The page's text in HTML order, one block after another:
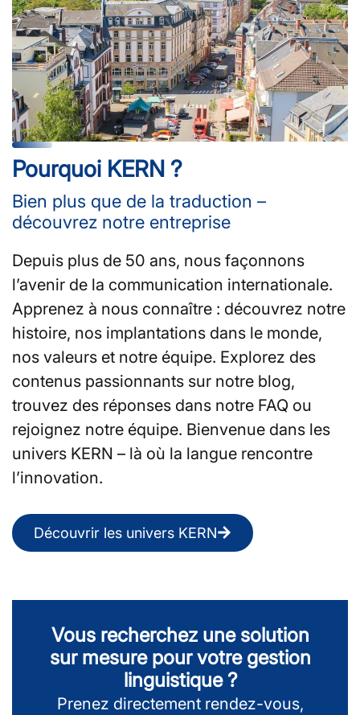
Pourquoi KERN ?
Bien plus que de la traduction –
découvrez notre entreprise
Depuis plus de 50 ans, nous façonnons
l’avenir de la communication internationale.
Apprenez à nous connaître : découvrez notre
histoire, nos implantations dans le monde,
nos valeurs et notre équipe. Explorez des
contenus passionnants sur notre blog,
trouvez des réponses dans notre FAQ ou
rejoignez notre équipe. Bienvenue dans les
univers KERN – là où la langue rencontre
l’innovation.
Découvrir les univers KERN
Vous recherchez une solution
sur mesure pour votre gestion
linguistique ?
Prenez directement rendez-vous,